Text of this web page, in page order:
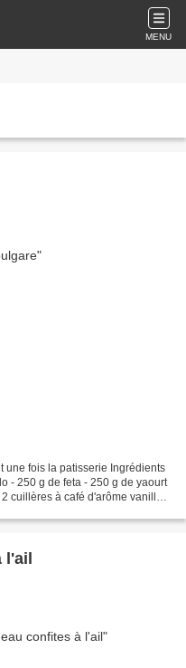
MENU
une fois la patisserie Ingrédients
- 250 g de feta - 250 g de yaourt
cuillères à café d'arôme vanille -
l'ail